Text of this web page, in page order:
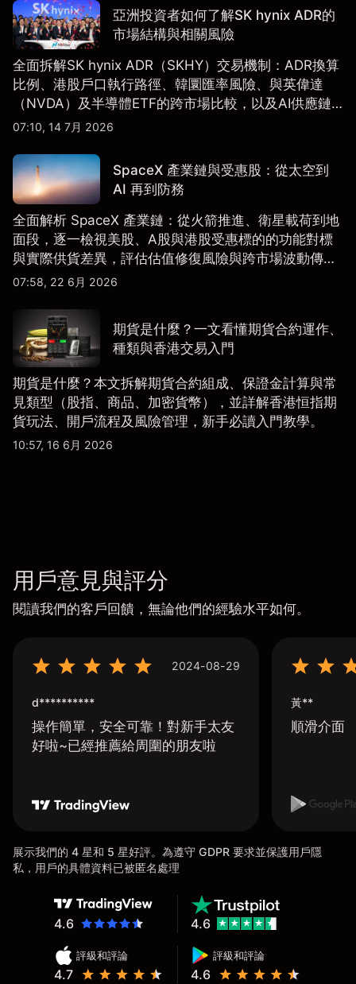
亞洲投資者如何了解SK hynix ADR的
市場結構與相關風險
全面拆解SK hynix ADR（SKHY）交易機制：ADR換算
比例、港股戶口執行路徑、韓圜匯率風險、與英偉達
（NVDA）及半導體ETF的跨市場比較，以及AI供應鏈
配置框架，適合香港及亞洲投資者參考。
07:10, 14 7月 2026
SpaceX 產業鏈與受惠股：從太空到
AI 再到防務
全面解析 SpaceX 產業鏈：從火箭推進、衛星載荷到地
面段，逐一檢視美股、A股與港股受惠標的的功能對標
與實際供貨差異，評估估值修復風險與跨市場波動傳
導。
07:58, 22 6月 2026
期貨是什麼？一文看懂期貨合約運作、
種類與香港交易入門
期貨是什麼？本文拆解期貨合約組成、保證金計算與常
見類型（股指、商品、加密貨幣），並詳解香港恒指期
貨玩法、開戶流程及風險管理，新手必讀入門教學。
10:57, 16 6月 2026
用戶意見與評分
閱讀我們的客戶回饋，無論他們的經驗水平如何。
2024-08-29
d**********
操作簡單，安全可靠！對新手太友
好啦~已經推薦給周圍的朋友啦
黃**
順滑介面
展示我們的 4 星和 5 星好評。為遵守 GDPR 要求並保護用戶隱
私，用戶的具體資料已被匿名處理
4.6
評級和評論
4.7
評級和評論
4.6
4.6